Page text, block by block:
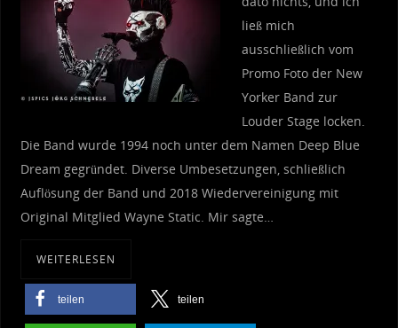
ließ mich
ausschließlich vom
Promo Foto der New
Yorker Band zur
Louder Stage locken.
Die Band wurde 1994 noch unter dem Namen Deep Blue
Dream gegründet. Diverse Umbesetzungen, schließlich
Auflösung der Band und 2018 Wiedervereinigung mit
Original Mitglied Wayne Static. Mir sagte…
WEITERLESEN
teilen teilen